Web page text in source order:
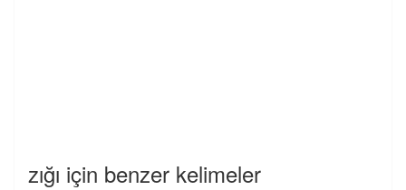
zığı için benzer kelimeler